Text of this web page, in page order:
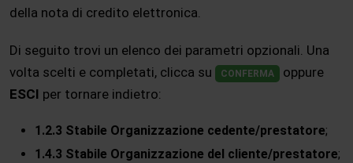
della nota di credito elettronica.
Di seguito trovi un elenco dei parametri opzionali. Una
volta scelti e completati, clicca su
CONFERMA
oppure
ESCI per tornare indietro:
1.2.3 Stabile Organizzazione cedente/prestatore;
1.4.3 Stabile Organizzazione del cliente/prestatore;